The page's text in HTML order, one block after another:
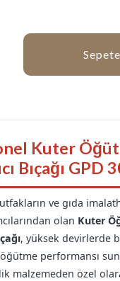
Kuter
Bıçağı GPD
ve gıda
olan Kuter
, yüksek devirlerde
performansı
malzemeden özel